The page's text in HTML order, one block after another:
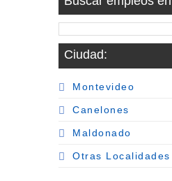
Ciudad:
Montevideo
Canelones
Maldonado
Otras Localidades